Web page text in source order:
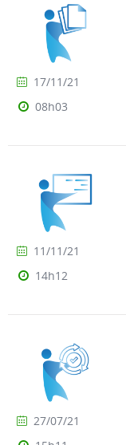
17/11/21
08h03
11/11/21
14h12
27/07/21